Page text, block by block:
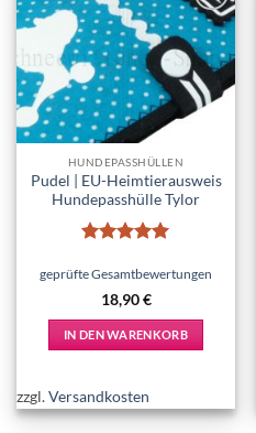
Add to
wishlist
HUNDEPASSHÜLLEN
Pudel | EU-Heimtierausweis
Hundepasshülle Tylor
mit5von
geprüfte Gesamtbewertungen
18,90€
IN DEN WARENKORB
zzgl.Versandkosten